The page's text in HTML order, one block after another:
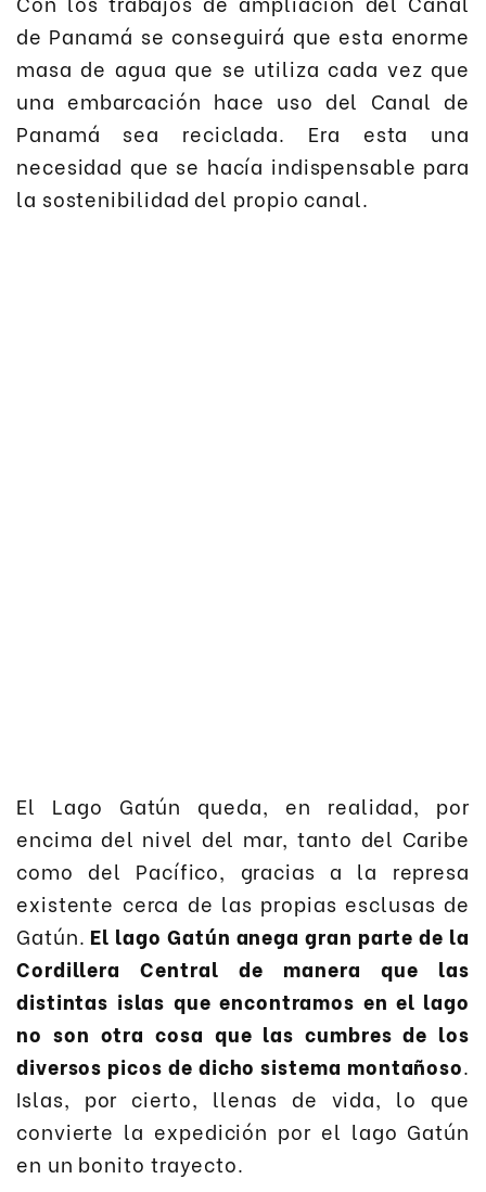
de Panamá se conseguirá que esta enorme
masa de agua que se utiliza cada vez que
una embarcación hace uso del Canal de
Panamá sea reciclada. Era esta una
necesidad que se hacía indispensable para
la sostenibilidad del propio canal.
El Lago Gatún queda, en realidad, por
encima del nivel del mar, tanto del Caribe
como del Pacífico, gracias a la represa
existente cerca de las propias esclusas de
Gatún. El lago Gatún anega gran parte de la
Cordillera Central de manera que las
distintas islas que encontramos en el lago
no son otra cosa que las cumbres de los
diversos picos de dicho sistema montañoso.
Islas, por cierto, llenas de vida, lo que
convierte la expedición por el lago Gatún
en un bonito trayecto.